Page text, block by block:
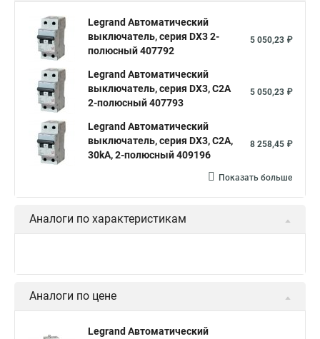
Legrand Автоматический
выключатель, серия DX3 2-
полюсный 407792
5 050,23 ₽
Legrand Автоматический
выключатель, серия DX3, С2A
2-полюсный 407793
5 050,23 ₽
Legrand Автоматический
выключатель, серия DX3, С2A,
30kA, 2-полюсный 409196
8 258,45 ₽
Показать больше
Аналоги по характеристикам
Аналоги по цене
Legrand Автоматический